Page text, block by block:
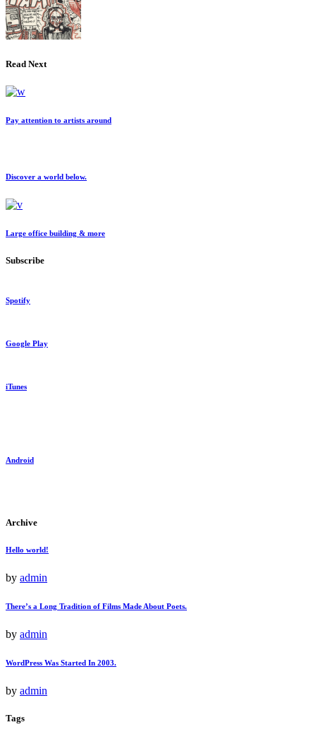
Read Next
Pay attention to artists around
Discover a world below.
Large office building & more
Subscribe
Spotify
Google Play
iTunes
Android
Archive
Hello world!
by admin
There’s a Long Tradition of Films Made About Poets.
by admin
WordPress Was Started In 2003.
by admin
Tags